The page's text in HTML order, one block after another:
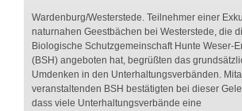
Wardenburg/Westerstede. Teilnehmer einer
naturnahen Geestbächen bei Westerstede, die
Biologische Schutzgemeinschaft Hunte Weser-
(BSH) angeboten hat, begrüßten das
Umdenken in den Unterhaltungsverbänden.
veranstaltenden BSH bestätigten bei dieser
dass viele Unterhaltungsverbände eine